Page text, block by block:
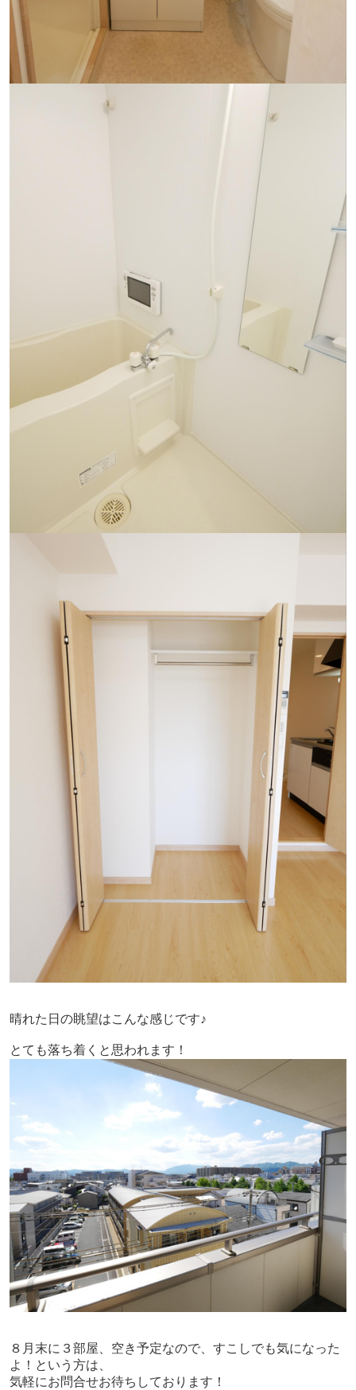
晴れた日の眺望はこんな感じです♪
とても落ち着くと思われます！
８月末に３部屋、空き予定なので、すこしでも気になった
よ！という方は、
気軽にお問合せお待ちしております！